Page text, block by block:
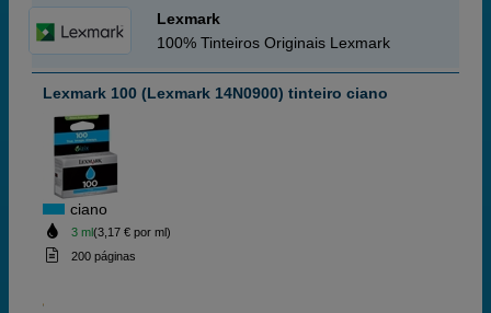
Lexmark
100% Tinteiros Originais Lexmark
Lexmark 100 (Lexmark 14N0900) tinteiro ciano
ciano
3 ml(3,17 € por ml)
200 páginas